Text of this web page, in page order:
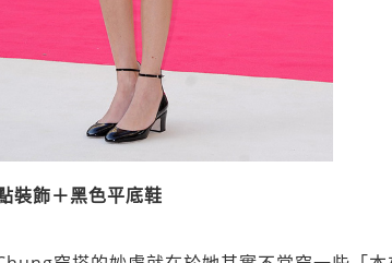
裝飾＋黑色平底鞋